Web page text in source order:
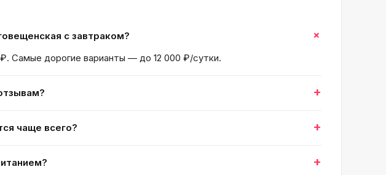
с завтраком? +
Самые дорогие варианты — до 12 000 ₽/сутки.
+
чаще всего? +
+